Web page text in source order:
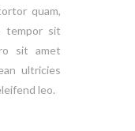
quam,
tempor sit
sit amet
ultricies
leo.